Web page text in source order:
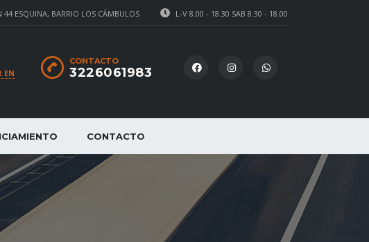
L-V 8.00 - 18.30 SAB 8.30 - 18.00
44 ESQUINA, BARRIO LOS CÁMBULOS
CONTACTO
3226061983
EN
CONTACTO